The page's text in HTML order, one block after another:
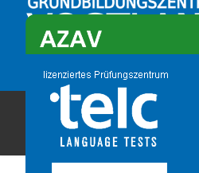
Copyright 2026 © Bildungsinstitut